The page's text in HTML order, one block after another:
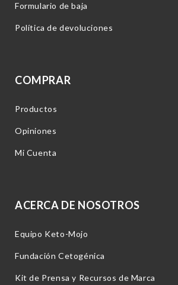
Formulario de baja
Política de devoluciones
COMPRAR
Productos
Opiniones
Mi Cuenta
ACERCA DE NOSOTROS
Equipo Keto-Mojo
Fundación Cetogénica
Kit de Prensa y Recursos de Marca